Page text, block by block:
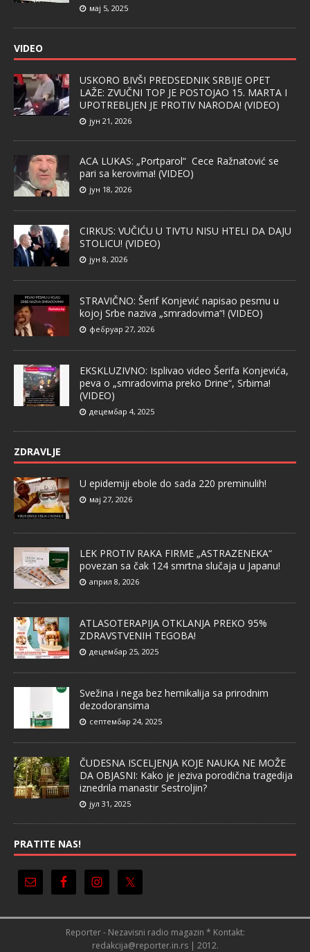
мај 5, 2025
VIDEO
USKORO BIVŠI PREDSEDNIK SRBIJE OPET
LAŽE: ZVUČNI TOP JE POSTOJAO 15. MARTA I
UPOTREBLJEN JE PROTIV NARODA! (VIDEO)
јун 21, 2026
ACA LUKAS: „Portparol“ Cece Ražnatović se
pari sa kerovima! (VIDEO)
јун 18, 2026
CIRKUS: VUČIĆU U TIVTU NISU HTELI DA DAJU
STOLICU! (VIDEO)
јун 8, 2026
STRAVIČNO: Šerif Konjević napisao pesmu u
kojoj Srbe naziva „smradovima“! (VIDEO)
фебруар 27, 2026
EKSKLUZIVNO: Isplivao video Šerifa Konjevića,
peva o „smradovima preko Drine“, Srbima!
(VIDEO)
децембар 4, 2025
ZDRAVLJE
U epidemiji ebole do sada 220 preminulih!
мај 27, 2026
LEK PROTIV RAKA FIRME „ASTRAZENEKA“
povezan sa čak 124 smrtna slučaja u Japanu!
април 8, 2026
ATLASOTERAPIJA OTKLANJA PREKO 95%
ZDRAVSTVENIH TEGOBA!
децембар 25, 2025
Svežina i nega bez hemikalija sa prirodnim
dezodoransima
септембар 24, 2025
ČUDESNA ISCELJENJA KOJE NAUKA NE MOŽE
DA OBJASNI: Kako je jeziva porodična tragedija
iznedrila manastir Sestroljin?
јул 31, 2025
PRATITE NAS!
Reporter - Nezavisni radio magazin * Kontakt:
redakcija@reporter.in.rs | 2012.